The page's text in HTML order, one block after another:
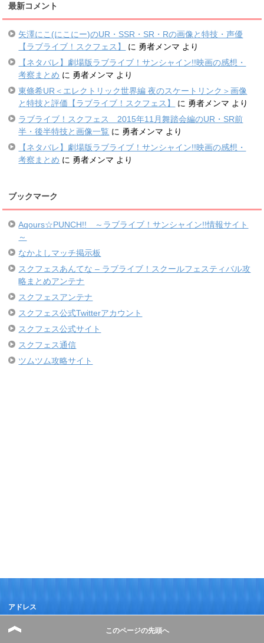
最新コメント
矢澤にこ(にこにー)のUR・SSR・SR・Rの画像と特技・声優
【ラブライブ！スクフェス】
に 勇者メンマ より
【ネタバレ】劇場版ラブライブ！サンシャイン!!映画の感想・
考察まとめ に 勇者メンマ より
東條希UR＜エレクトリック世界編 夜のスケートリンク＞画像
と特技と評価【ラブライブ！スクフェス】
に 勇者メンマ より
ラブライブ！スクフェス 2015年11月舞踏会編のUR・SR前
半・後半特技と画像一覧 に 勇者メンマ より
【ネタバレ】劇場版ラブライブ！サンシャイン!!映画の感想・
考察まとめ に 勇者メンマ より
ブックマーク
Aqours☆PUNCH!! ～ラブライブ！サンシャイン!!情報サイト
～
なかよしマッチ掲示板
スクフェスあんてな – ラブライブ！スクールフェスティバル攻
略まとめアンテナ
スクフェスアンテナ
スクフェス公式Twitterアカウント
スクフェス公式サイト
スクフェス通信
ツムツム攻略サイト
アドレス
このページの先頭へ